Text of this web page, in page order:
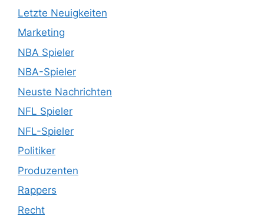
Letzte Neuigkeiten
Marketing
NBA Spieler
NBA-Spieler
Neuste Nachrichten
NFL Spieler
NFL-Spieler
Politiker
Produzenten
Rappers
Recht